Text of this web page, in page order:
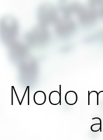
Modo